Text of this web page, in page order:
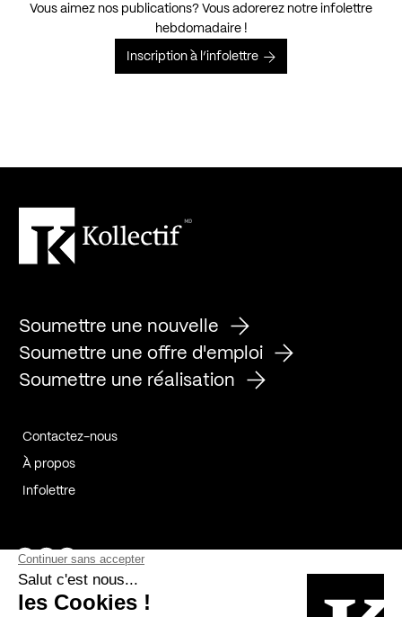
Vous aimez nos publications? Vous adorerez notre infolettre
hebdomadaire !
Inscription à l’infolettre
Soumettre une nouvelle
Soumettre une offre d'emploi
Soumettre une réalisation
Contactez-nous
À propos
Infolettre
Page Facebook de Kollectif
Page Instagram de Kollectif
Page Linkedin de Kollectif